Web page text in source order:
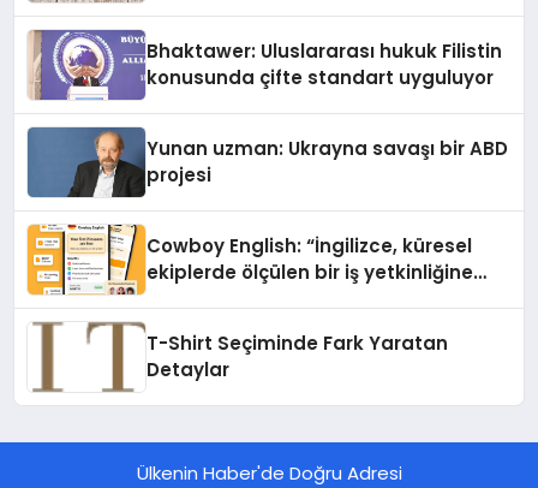
Bhaktawer: Uluslararası hukuk Filistin
konusunda çifte standart uyguluyor
Yunan uzman: Ukrayna savaşı bir ABD
projesi
Cowboy English: “İngilizce, küresel
ekiplerde ölçülen bir iş yetkinliğine
T-Shirt Seçiminde Fark Yaratan
Detaylar
Ülkenin Haber'de Doğru Adresi